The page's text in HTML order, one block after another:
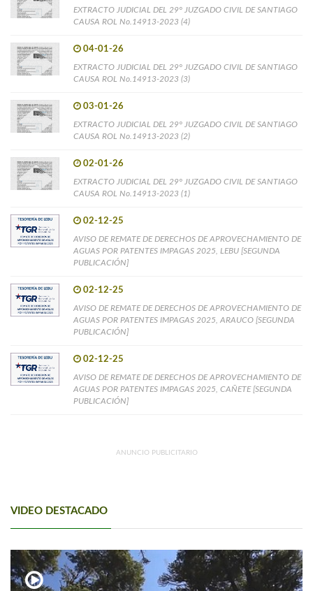
EXTRACTO JUDICIAL DEL 29° JUZGADO CIVIL DE SANTIAGO
CAUSA ROL No.14913-2023 (4)
04-01-26
EXTRACTO JUDICIAL DEL 29° JUZGADO CIVIL DE SANTIAGO
CAUSA ROL No.14913-2023 (3)
03-01-26
EXTRACTO JUDICIAL DEL 29° JUZGADO CIVIL DE SANTIAGO
CAUSA ROL No.14913-2023 (2)
02-01-26
EXTRACTO JUDICIAL DEL 29° JUZGADO CIVIL DE SANTIAGO
CAUSA ROL No.14913-2023 (1)
02-12-25
AVISO DE REMATE DE DERECHOS DE APROVECHAMIENTO DE
AGUAS POR PATENTES IMPAGAS 2025, LEBU [SEGUNDA
PUBLICACIÓN]
02-12-25
AVISO DE REMATE DE DERECHOS DE APROVECHAMIENTO DE
AGUAS POR PATENTES IMPAGAS 2025, ARAUCO [SEGUNDA
PUBLICACIÓN]
02-12-25
AVISO DE REMATE DE DERECHOS DE APROVECHAMIENTO DE
AGUAS POR PATENTES IMPAGAS 2025, CAÑETE [SEGUNDA
PUBLICACIÓN]
ANUNCIO PUBLICITARIO
VIDEO DESTACADO